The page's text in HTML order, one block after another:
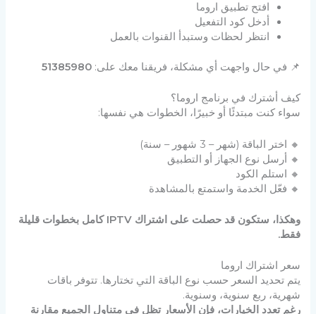
افتح تطبيق اروما
أدخل كود التفعيل
انتظر لحظات وستبدأ القنوات بالعمل
📌 في حال واجهت أي مشكلة، فريقنا معك على:51385980
كيف أشترك في برنامج اروما؟
سواء كنت مبتدئًا أو خبيرًا، الخطوات هي نفسها:
🔸 اختر الباقة (شهر – 3 شهور – سنة)
🔸 أرسل نوع الجهاز أو التطبيق
🔸 استلم الكود
🔸 فعّل الخدمة واستمتع بالمشاهدة
وهكذا، ستكون قد حصلت على اشتراك IPTV كامل بخطوات قليلة
فقط.
سعر اشتراك اروما
يتم تحديد السعر حسب نوع الباقة التي تختارها. تتوفر باقات
شهرية، ربع سنوية، وسنوية.
رغم تعدد الخيارات، فإن الأسعار تظل في متناول الجميع مقارنة